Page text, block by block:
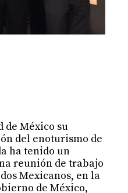
de México su
del enoturismo de
ha tenido un
reunión de trabajo
Mexicanos, en la
de México,